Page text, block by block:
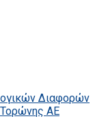
Διαφορών
Τορώνης ΑΕ